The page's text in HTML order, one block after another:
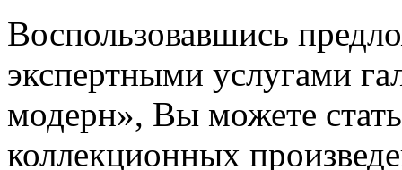
Воспользовавшись
экспертными услугами
модерн», Вы можете
коллекционных